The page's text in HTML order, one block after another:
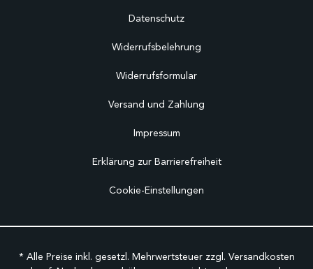
Datenschutz
Widerrufsbelehrung
Widerrufsformular
Versand und Zahlung
Impressum
Erklärung zur Barrierefreiheit
Cookie-Einstellungen
* Alle Preise inkl. gesetzl. Mehrwertsteuer zzgl. Versandkosten